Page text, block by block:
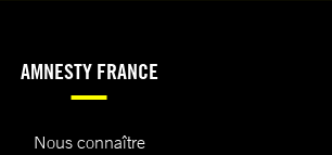
AMNESTY FRANCE
Nous connaître